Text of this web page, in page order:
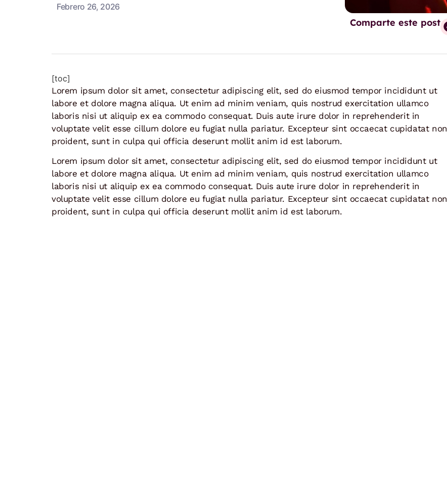
Febrero 26, 2026
Comparte este post
[toc]
Lorem ipsum dolor sit amet, consectetur adipiscing elit, sed do eiusmod tempor incididunt ut
labore et dolore magna aliqua. Ut enim ad minim veniam, quis nostrud exercitation ullamco
laboris nisi ut aliquip ex ea commodo consequat. Duis aute irure dolor in reprehenderit in
voluptate velit esse cillum dolore eu fugiat nulla pariatur. Excepteur sint occaecat cupidatat non
proident, sunt in culpa qui officia deserunt mollit anim id est laborum.
Lorem ipsum dolor sit amet, consectetur adipiscing elit, sed do eiusmod tempor incididunt ut
labore et dolore magna aliqua. Ut enim ad minim veniam, quis nostrud exercitation ullamco
laboris nisi ut aliquip ex ea commodo consequat. Duis aute irure dolor in reprehenderit in
voluptate velit esse cillum dolore eu fugiat nulla pariatur. Excepteur sint occaecat cupidatat non
proident, sunt in culpa qui officia deserunt mollit anim id est laborum.